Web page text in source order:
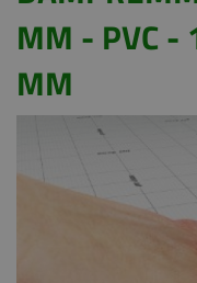
MM - PVC -
MM